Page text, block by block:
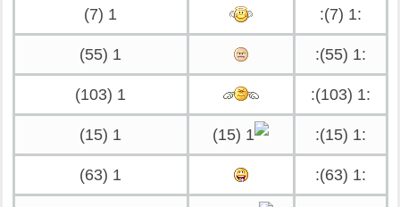
:1 (7):
1 (7)
:1 (55):
1 (55)
:1 (103):
1 (103)
:1 (15):
1 (15)
:1 (63):
1 (63)